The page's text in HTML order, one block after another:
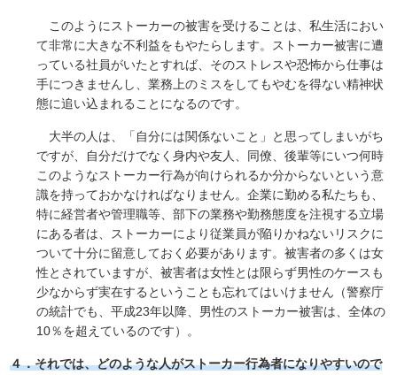
このようにストーカーの被害を受けることは、私生活におい
て非常に大きな不利益をもやたらします。ストーカー被害に遭
っている社員がいたとすれば、そのストレスや恐怖から仕事は
手につきませんし、業務上のミスをしてもやむを得ない精神状
態に追い込まれることになるのです。
大半の人は、「自分には関係ないこと」と思ってしまいがち
ですが、自分だけでなく身内や友人、同僚、後輩等にいつ何時
このようなストーカー行為が向けられるか分からないという意
識を持っておかなければなりません。企業に勤める私たちも、
特に経営者や管理職等、部下の業務や勤務態度を注視する立場
にある者は、ストーカーにより従業員が陥りかねないリスクに
ついて十分に留意しておく必要があります。被害者の多くは女
性とされていますが、被害者は女性とは限らず男性のケースも
少なからず実在するということも忘れてはいけません（警察庁
の統計でも、平成23年以降、男性のストーカー被害は、全体の
10％を超えているのです）。
４．それでは、どのような人がストーカー行為者になりやすいので